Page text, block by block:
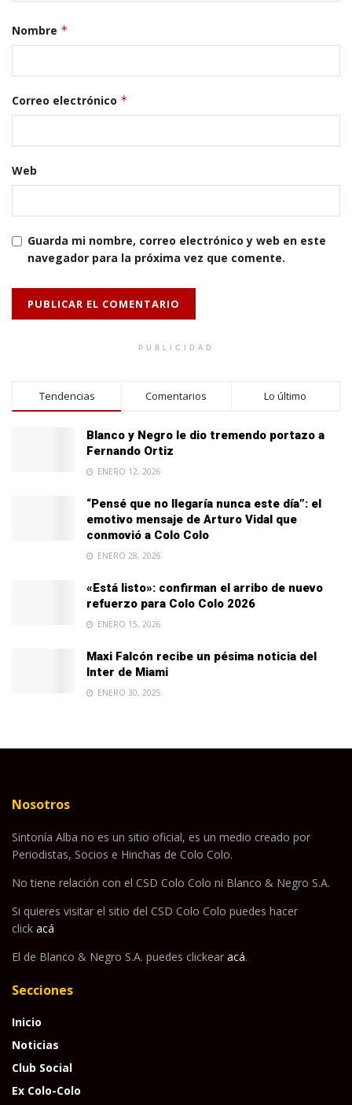
Nombre *
Correo electrónico *
Web
Guarda mi nombre, correo electrónico y web en este
navegador para la próxima vez que comente.
PUBLICIDAD
Tendencias Comentarios Lo último
Blanco y Negro le dio tremendo portazo a
Fernando Ortiz
ENERO 12, 2026
“Pensé que no llegaría nunca este día”: el
emotivo mensaje de Arturo Vidal que
conmovió a Colo Colo
ENERO 28, 2026
«Está listo»: confirman el arribo de nuevo
refuerzo para Colo Colo 2026
ENERO 15, 2026
Maxi Falcón recibe un pésima noticia del
Inter de Miami
ENERO 30, 2025
Nosotros
Sintonía Alba no es un sitio oficial, es un medio creado por
Periodistas, Socios e Hinchas de Colo Colo.
No tiene relación con el CSD Colo Colo ni Blanco & Negro S.A.
Si quieres visitar el sitio del CSD Colo Colo puedes hacer
click acá
El de Blanco & Negro S.A. puedes clickear acá.
Secciones
Inicio
Noticias
Club Social
Ex Colo-Colo